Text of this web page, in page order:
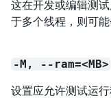
这在开发或编辑测
于多个线程，则可
-M, --ram=<MB>
设置应允许测试运